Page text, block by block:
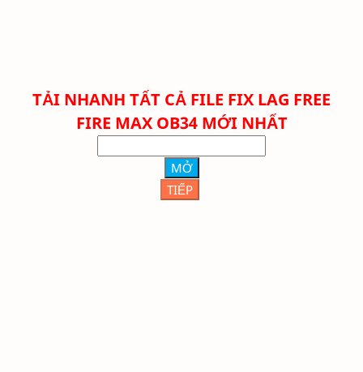
TẢI NHANH TẤT CẢ FILE FIX LAG FREE
FIRE MAXOB34 MỚI NHẤT
MỞ
TIẾP